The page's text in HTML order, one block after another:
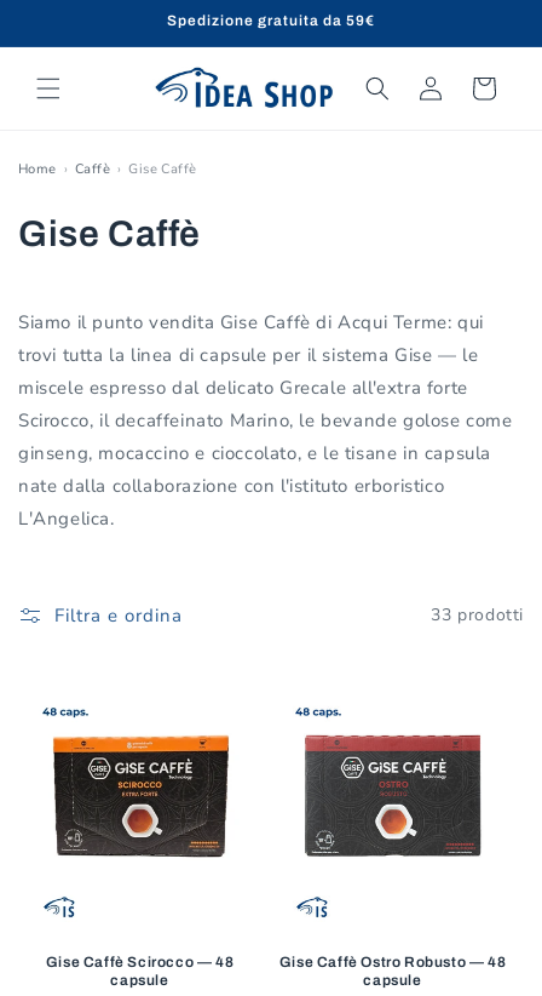
ai contenuti
Spedizione gratuita da 59€
Accedi Carrello
Home Caffè Gise Caffè
C
l
l
e
z
i
n
Gise Caffè
Siamo il punto vendita Gise Caffè di Acqui Terme: qui
trovi tutta la linea di capsule per il sistema Gise — le
miscele espresso dal delicato Grecale all'extra forte
Scirocco, il decaffeinato Marino, le bevande golose come
ginseng, mocaccino e cioccolato, e le tisane in capsula
nate dalla collaborazione con l'istituto erboristico
L'Angelica.
Filtra e ordina 33 prodotti
Gise Caffè Scirocco — 48
capsule
Gise Caffè Ostro Robusto — 48
capsule